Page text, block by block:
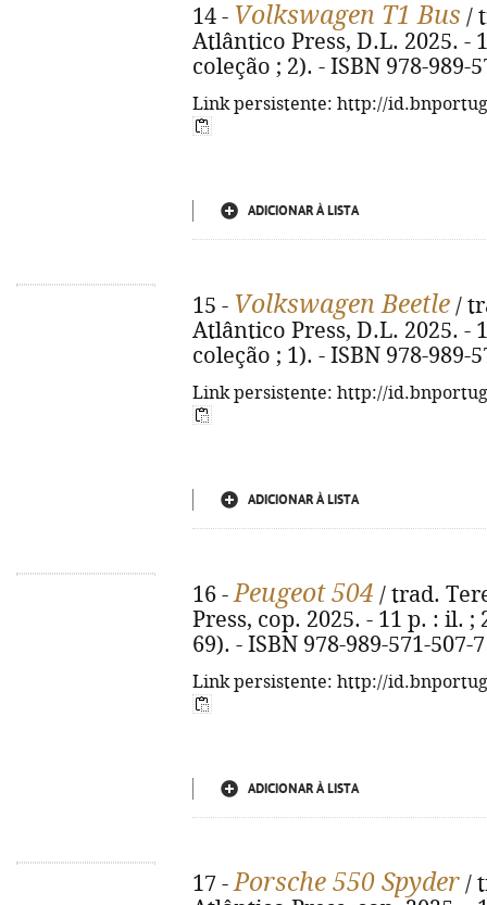
14 - Volkswagen T1 Bus /
Atlântico Press, D.L. 2025. -
coleção ; 2). - ISBN 978-989-
Link persistente: http://
ADICIONAR À LISTA
15 - Volkswagen Beetle /
Atlântico Press, D.L. 2025. -
coleção ; 1). - ISBN 978-989-
Link persistente: http://
ADICIONAR À LISTA
16 -Peugeot 504 / trad.
Press, cop. 2025. - 11 p. : il.
69). - ISBN 978-989-571-507-7
Link persistente: http://
ADICIONAR À LISTA
17 -Porsche 550 Spyder /